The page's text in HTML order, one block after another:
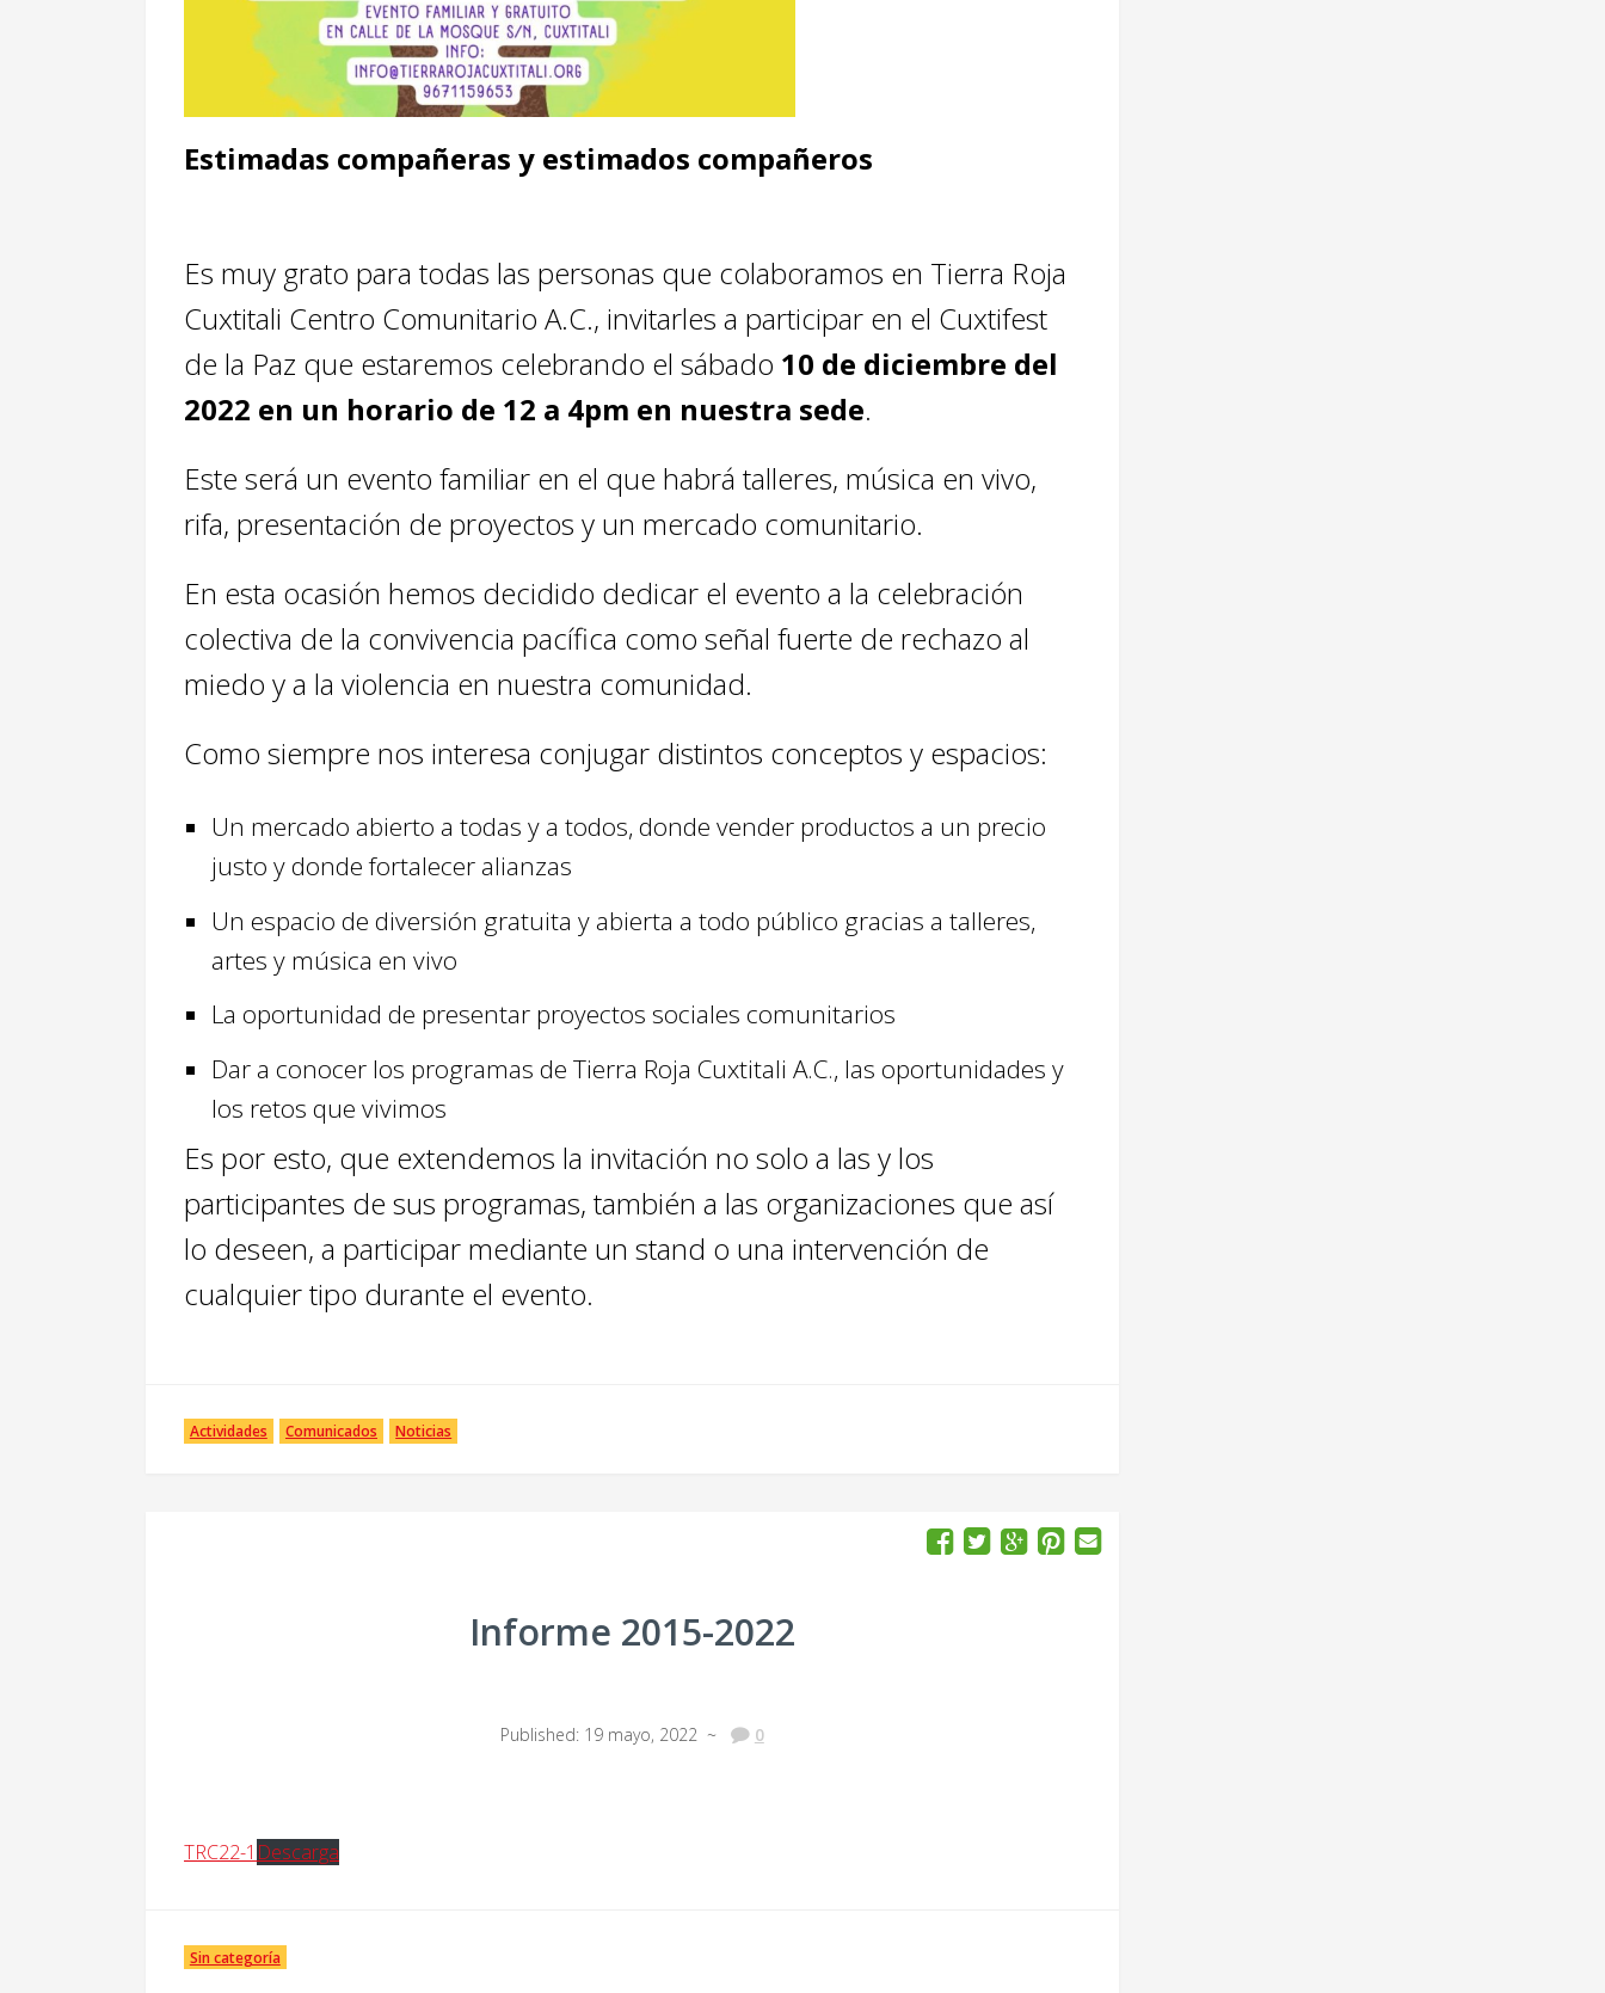
Estimadas compañeras y estimados compañeros
Es muy grato para todas las personas que colaboramos en Tierra Roja
Cuxtitali Centro Comunitario A.C., invitarles a participar en el Cuxtifest
de la Paz que estaremos celebrando el sábado 10 de diciembre del
2022 en un horario de 12 a 4pm en nuestra sede.
Este será un evento familiar en el que habrá talleres, música en vivo,
rifa, presentación de proyectos y un mercado comunitario.
En esta ocasión hemos decidido dedicar el evento a la celebración
colectiva de la convivencia pacífica como señal fuerte de rechazo al
miedo y a la violencia en nuestra comunidad.
Como siempre nos interesa conjugar distintos conceptos y espacios:
Un mercado abierto a todas y a todos, donde vender productos a un precio
justo y donde fortalecer alianzas
Un espacio de diversión gratuita y abierta a todo público gracias a talleres,
artes y música en vivo
La oportunidad de presentar proyectos sociales comunitarios
Dar a conocer los programas de Tierra Roja Cuxtitali A.C., las oportunidades y
los retos que vivimos
Es por esto, que extendemos la invitación no solo a las y los
participantes de sus programas, también a las organizaciones que así
lo deseen, a participar mediante un stand o una intervención de
cualquier tipo durante el evento.
Actividades Comunicados Noticias
Informe 2015-2022
Published: 19 mayo, 2022 ~ 0
TRC22-1 Descarga
Sin categoría